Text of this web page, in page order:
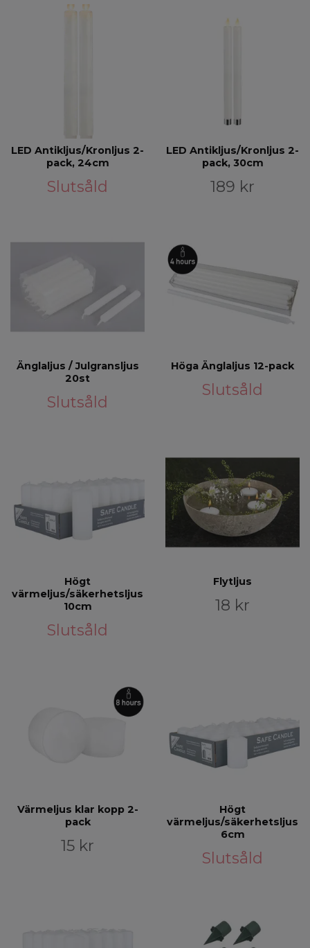
LED Antikljus/Kronljus 2-
pack, 24cm
Slutsåld
LED Antikljus/Kronljus 2-
pack, 30cm
189 kr
Änglaljus / Julgransljus
20st
Slutsåld
Höga Änglaljus 12-pack
Slutsåld
Högt
värmeljus/säkerhetsljus
10cm
Slutsåld
Flytljus
18 kr
Värmeljus klar kopp 2-
pack
15 kr
Högt
värmeljus/säkerhetsljus
6cm
Slutsåld